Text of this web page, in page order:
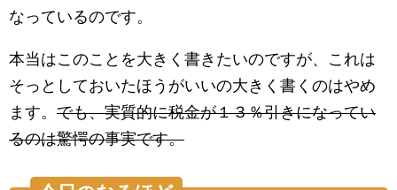
なっているのです。
本当はこのことを大きく書きたいのですが、これは
そっとしておいたほうがいいの大きく書くのはやめ
ます。 でも、実質的に税金が１３％引きになってい
るのは驚愕の事実です。